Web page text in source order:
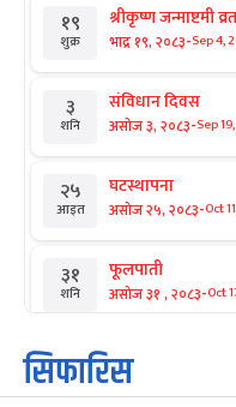
१९
शुक्र
श्रीकृष्ण जन्माष्टमी व्रत
भाद्र १९, २०८३-Sep 4,
३
शनि
संविधान दिवस
असोज ३, २०८३-Sep
२५
आइत
घटस्थापना
असोज २५, २०८३-Oct
३१
शनि
फूलपाती
असोज ३१ , २०८३-Oct
१
आइत
कार्तिक सङ्क्रान्ति
कार्तिक १, २०८३
सिफारिस